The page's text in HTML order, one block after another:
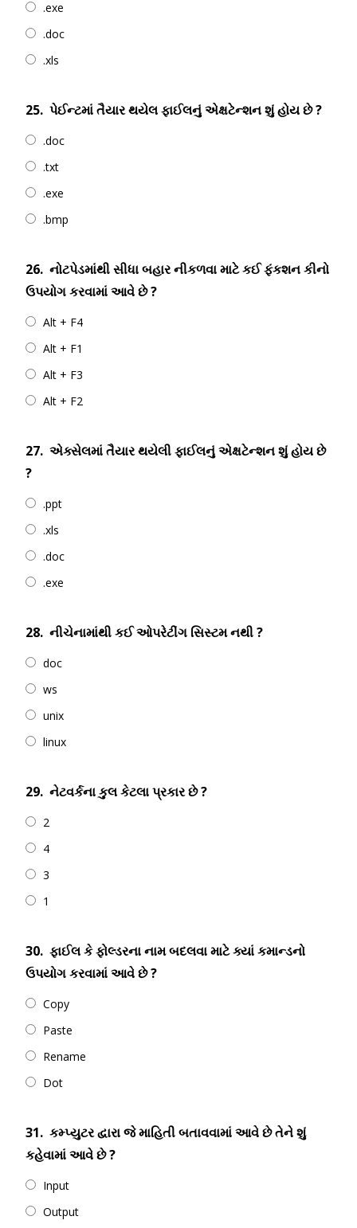
.exe
.doc
.xls
25. પેઈન્ટમાં તૈયાર થયેલ ફાઈલનું એક્ષટેન્શન શું હોય છે ?
.doc
.txt
.exe
.bmp
26. નોટપેડમાંથી સીધા બહાર નીકળવા માટે કઈ ફંકશન કીનો
ઉપયોગ કરવામાં આવે છે ?
Alt + F4
Alt + F1
Alt + F3
Alt + F2
27. એક્સેલમાં તૈયાર થયેલી ફાઈલનું એક્ષટેન્શન શું હોય છે
?
.ppt
.xls
.doc
.exe
28. નીચેનામાંથી કઈ ઓપરેટીંગ સિસ્ટમ નથી ?
doc
ws
unix
linux
29. નેટવર્કના કુલ કેટલા પ્રકાર છે ?
2
4
3
1
30. ફાઈલ કે ફોલ્ડરના નામ બદલવા માટે ક્યાં કમાન્ડનો
ઉપયોગ કરવામાં આવે છે ?
Copy
Paste
Rename
Dot
31. કમ્પ્યુટર દ્વારા જે માહિતી બતાવવામાં આવે છે તેને શું
કહેવામાં આવે છે ?
Input
Output